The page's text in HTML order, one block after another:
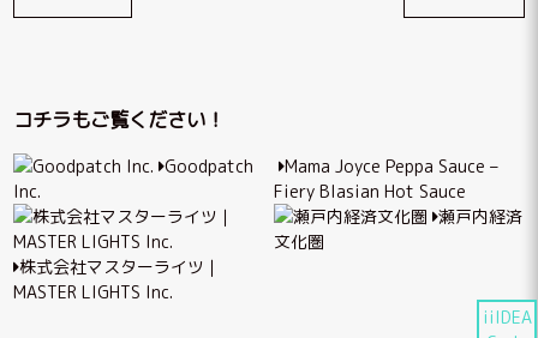
iiIDEA
稿
ゲ
ー
シ
ョ
ン
コチラもご覧ください！
Goodpatch
Inc.
Mama Joyce Peppa Sauce –
Fiery Blasian Hot Sauce
株式会社マスターライツ｜
MASTER LIGHTS Inc.
瀬戸内経済
文化圏